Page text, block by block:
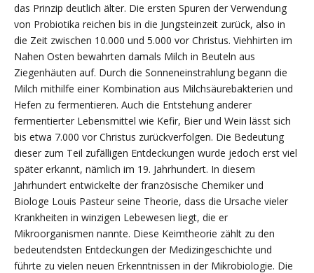
das Prinzip deutlich älter. Die ersten Spuren der Verwendung
von Probiotika reichen bis in die Jungsteinzeit zurück, also in
die Zeit zwischen 10.000 und 5.000 vor Christus. Viehhirten im
Nahen Osten bewahrten damals Milch in Beuteln aus
Ziegenhäuten auf. Durch die Sonneneinstrahlung begann die
Milch mithilfe einer Kombination aus Milchsäurebakterien und
Hefen zu fermentieren. Auch die Entstehung anderer
fermentierter Lebensmittel wie Kefir, Bier und Wein lässt sich
bis etwa 7.000 vor Christus zurückverfolgen. Die Bedeutung
dieser zum Teil zufälligen Entdeckungen wurde jedoch erst viel
später erkannt, nämlich im 19. Jahrhundert. In diesem
Jahrhundert entwickelte der französische Chemiker und
Biologe Louis Pasteur seine Theorie, dass die Ursache vieler
Krankheiten in winzigen Lebewesen liegt, die er
Mikroorganismen nannte. Diese Keimtheorie zählt zu den
bedeutendsten Entdeckungen der Medizingeschichte und
führte zu vielen neuen Erkenntnissen in der Mikrobiologie. Die